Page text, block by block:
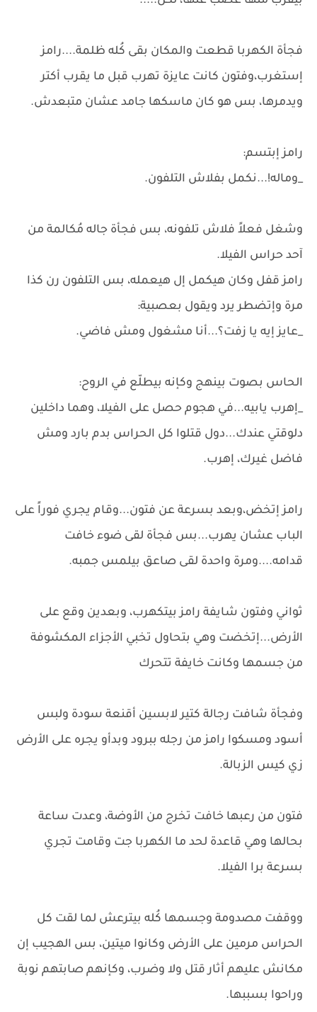
فجأة الكهربا قطعت والمكان بقى كُله ظلمة....رامز
إستغرب،وفتون كانت عايزة تهرب قبل ما يقرب أكتر
ويدمرها، بس هو كان ماسكها جامد عشان متبعدش.
رامز إبتسم:
_وماله!...نكمل بفلاش التلفون.
وشغل فعلاً فلاش تلفونه، بس فجأة جاله مُكالمة من
آحد حراس الفيلا.
رامز قفل وكان هيكمل إل هيعمله، بس التلفون رن كذا
مرة وإتضطر يرد ويقول بعصبية:
_عايز إيه يا زفت؟...أنا مشغول ومش فاضي.
الحاس بصوت بينهج وكإنه بيطلّع في الروح:
_إهرب يابيه...في هجوم حصل على الفيلا، وهما داخلين
دلوقتي عندك...دول قتلوا كل الحراس بدم بارد ومش
فاضل غيرك، إهرب.
رامز إتخض،وبعد بسرعة عن فتون...وقام يجري فوراً على
الباب عشان يهرب...بس فجأة لقى ضوء خافت
قدامه....ومرة واحدة لقى صاعق بيلمس جمبه.
ثواني وفتون شايفة رامز بيتكهرب، وبعدين وقع على
الأرض...إتخضت وهي بتحاول تخبي الأجزاء المكشوفة
من جسمها وكانت خايفة تتحرك
وفجأة شافت رجالة كتير لابسين أقنعة سودة ولبس
أسود ومسكوا رامز من رجله ببرود وبدأو يجره على الأرض
زي كيس الزبالة.
فتون من رعبها خافت تخرج من الأوضة، وعدت ساعة
بحالها وهي قاعدة لحد ما الكهربا جت وقامت تجري
بسرعة برا الفيلا.
ووقفت مصدومة وجسمها كُله بيترعش لما لقت كل
الحراس مرمين على الأرض وكانوا ميتين، بس الهجيب إن
مكانش عليهم أثار قتل ولا وضرب، وكإنهم صابتهم نوبة
وراحوا بسببها.